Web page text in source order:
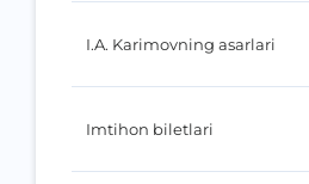
I.A. Karimovning asarlari
Imtihon biletlari